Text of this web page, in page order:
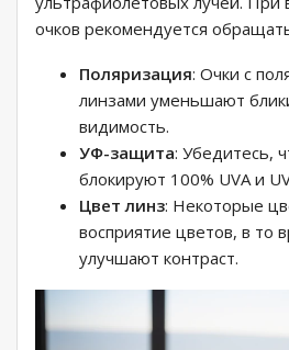
очков рекомендуется
Поляризация: Очки с
линзами уменьшают
видимость.
УФ-защита: Убедитесь,
блокируют 100% UVA и
Цвет линз: Некоторые
восприятие цветов, в то
улучшают контраст.